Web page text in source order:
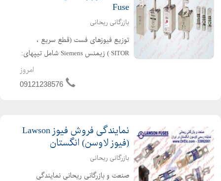
Fuse
بازرگانی ریحانی
توزیع فیوزهای فست (قطع سریع ،
SITOR ) زیمنس Siemens شامل تیپهای:
فیوز زیمنس Siemensکاردی فیوز زیمنس
Siemens استوانه ای فیوز زیمنس
امروز
09121238576
نمایندگی فروش فیوز Lawson
(فیوز لاوسن) انگستان
بازرگانی ریحانی
صنعت و بازرگانی ریحانی نمایندگی